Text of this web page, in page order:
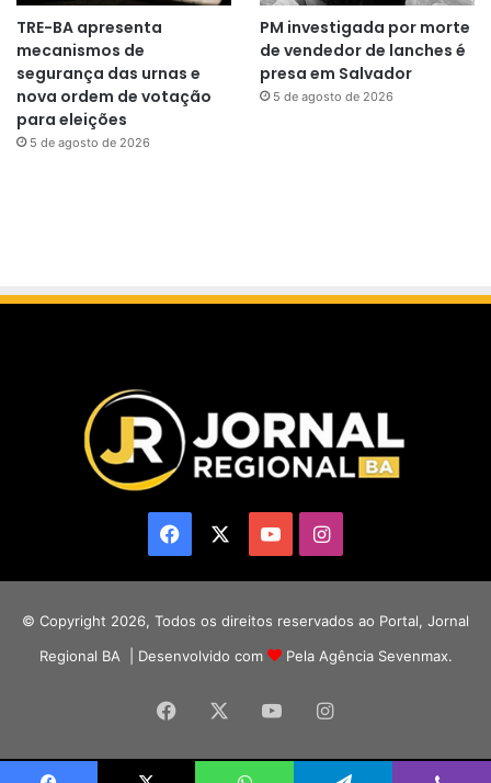
TRE-BA apresenta
mecanismos de
segurança das urnas e
nova ordem de votação
para eleições
5 de agosto de 2026
PM investigada por morte
de vendedor de lanches é
presa em Salvador
5 de agosto de 2026
Facebook YouTubeInstagram
© Copyright 2026, Todos os direitos reservados ao Portal, Jornal
Regional BA | Desenvolvido com
Pela Agência Sevenmax.
Facebook YouTubeInstagram